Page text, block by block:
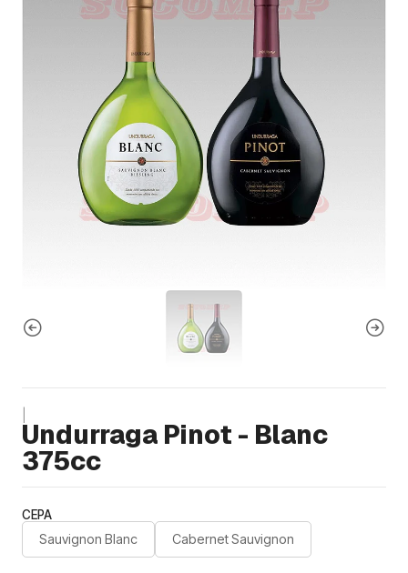
Undurraga Pinot - Blanc
375cc
CEPA
Sauvignon Blanc Cabernet Sauvignon